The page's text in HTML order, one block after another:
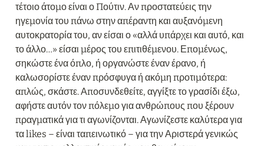
τέτοιο άτομο είναι ο Πούτιν. Αν προστατεύεις την
ηγεμονία του πάνω στην απέραντη και αυξανόμενη
αυτοκρατορία του, αν είσαι ο «αλλά υπάρχει και αυτό, και
το άλλο…» είσαι μέρος του επιτιθέμενου. Επομένως,
σηκώστε ένα όπλο, ή οργανώστε έναν έρανο, ή
καλωσορίστε έναν πρόσφυγα ή ακόμη προτιμότερα:
απλώς, σκάστε. Αποσυνδεθείτε, αγγίξτε το γρασίδι έξω,
αφήστε αυτόν τον πόλεμο για ανθρώπους που ξέρουν
πραγματικά για τι αγωνίζονται. Αγωνίζεστε καλύτερα για
τα likes – είναι ταπεινωτικό – για την Αριστερά γενικώς